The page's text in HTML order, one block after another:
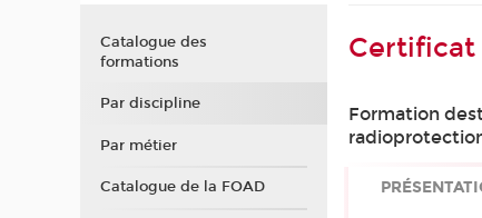
Certificat
Formation
Catalogue des
formations
Par discipline
Par métier
Catalogue de la FOAD